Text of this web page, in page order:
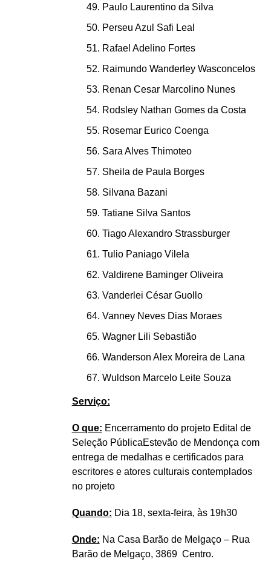
Paulo Laurentino da Silva
Perseu Azul Safi Leal
Rafael Adelino Fortes
Raimundo Wanderley Wasconcelos
Renan Cesar Marcolino Nunes
Rodsley Nathan Gomes da Costa
Rosemar Eurico Coenga
Sara Alves Thimoteo
Sheila de Paula Borges
Silvana Bazani
Tatiane Silva Santos
Tiago Alexandro Strassburger
Tulio Paniago Vilela
Valdirene Baminger Oliveira
Vanderlei César Guollo
Vanney Neves Dias Moraes
Wagner Lili Sebastião
Wanderson Alex Moreira de Lana
Wuldson Marcelo Leite Souza
Serviço:
O que: Encerramento do projeto Edital de
Seleção PúblicaEstevão de Mendonça com
entrega de medalhas e certificados para
escritores e atores culturais contemplados
no projeto
Quando: Dia 18, sexta-feira, às 19h30
Onde: Na Casa Barão de Melgaço – Rua
Barão de Melgaço, 3869 Centro.